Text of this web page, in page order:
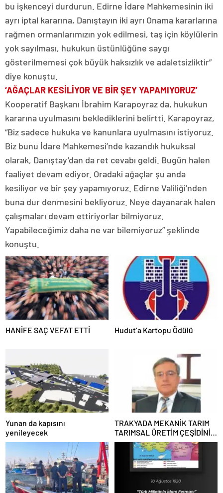
bu işkenceyi durdurun. Edirne İdare Mahkemesinin iki
ayrı iptal kararına, Danıştayın iki ayrı Onama kararlarına
rağmen ormanlarımızın yok edilmesi, taş için köylülerin
yok sayılması, hukukun üstünlüğüne saygı
gösterilmemesi çok büyük haksızlık ve adaletsizliktir”
diye konuştu.
‘AĞAÇLAR KESİLİYOR VE BİR ŞEY YAPAMIYORUZ’
Kooperatif Başkanı İbrahim Karapoyraz da, hukukun
kararına uyulmasını beklediklerini belirtti. Karapoyraz,
“Biz sadece hukuka ve kanunlara uyulmasını istiyoruz.
Biz bunu İdare Mahkemesi’nde kazandık hukuksal
olarak, Danıştay’dan da ret cevabı geldi. Bugün halen
faaliyet devam ediyor. Oradaki ağaçlar şu anda
kesiliyor ve bir şey yapamıyoruz. Edirne Valiliği’nden
buna dur denmesini bekliyoruz. Neye dayanarak halen
çalışmaları devam ettiriyorlar bilmiyoruz.
Yapabileceğimiz daha ne var bilemiyoruz” şeklinde
konuştu.
HANİFE SAÇ VEFAT ETTİ Hudut’a Kartopu Ödülü
Yunan da kapısını
yenileyecek
TRAKYADA MEKANİK TARIM
TARIMSAL ÜRETİM ÇEŞİDİNİ
AZALTTI !